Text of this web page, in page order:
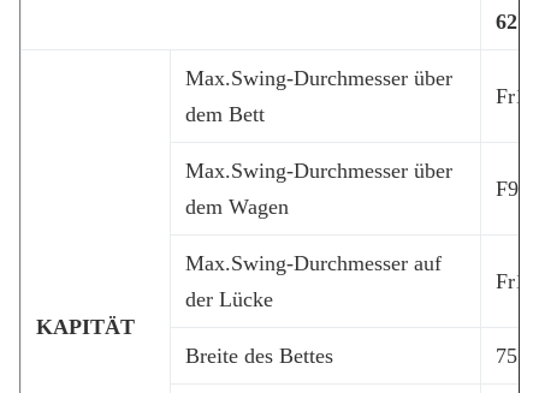
KAPITÄT
Max.Swing-Durchmesser über
dem Bett
Max.Swing-Durchmesser über
dem Wagen
Max.Swing-Durchmesser auf
der Lücke
Breite des Bettes 755